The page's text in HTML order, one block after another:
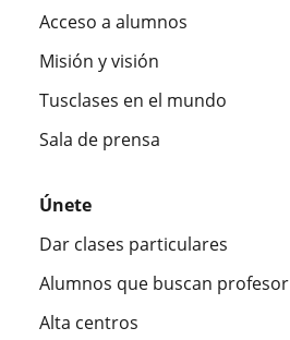
Acceso a alumnos
Misión y visión
Tusclases en el mundo
Sala de prensa
Únete
Dar clases particulares
Alumnos que buscan profesor
Alta centros